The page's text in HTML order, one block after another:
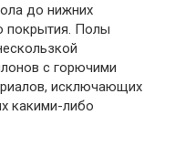
до нижних
покрытия. Полы
с горючими
исключающих
какими-либо